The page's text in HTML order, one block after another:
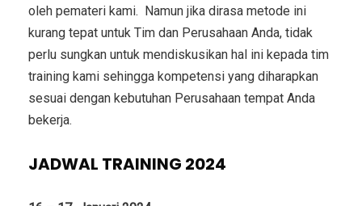
oleh pemateri kami. Namun jika dirasa metode ini
kurang tepat untuk Tim dan Perusahaan Anda, tidak
perlu sungkan untuk mendiskusikan hal ini kepada tim
training kami sehingga kompetensi yang diharapkan
sesuai dengan kebutuhan Perusahaan tempat Anda
bekerja.
JADWAL TRAINING 2024